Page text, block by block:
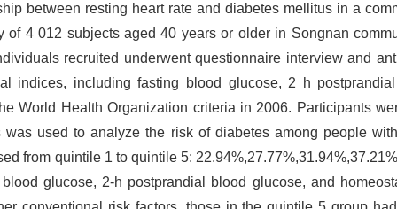
between resting heart rate and diabetes mellitus in a
of 4 012 subjects aged 40 years or older in Songnan
recruited underwent questionnaire interview and
indices, including fasting blood glucose, 2 h
World Health Organization criteria in 2006. Participants
used to analyze the risk of diabetes among people
from quintile 1 to quintile 5:
glucose, 2-h postprandial blood glucose, and